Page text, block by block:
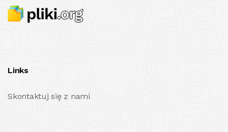
Links
Skontaktuj się z nami